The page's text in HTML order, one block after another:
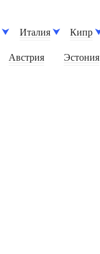
Италия Кипр
Австрия Эстония